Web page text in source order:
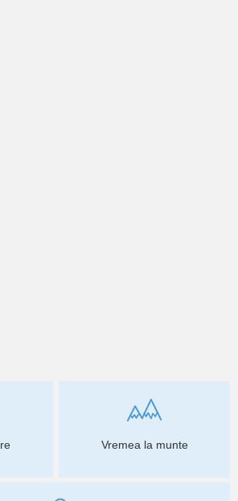
Vremea la munte